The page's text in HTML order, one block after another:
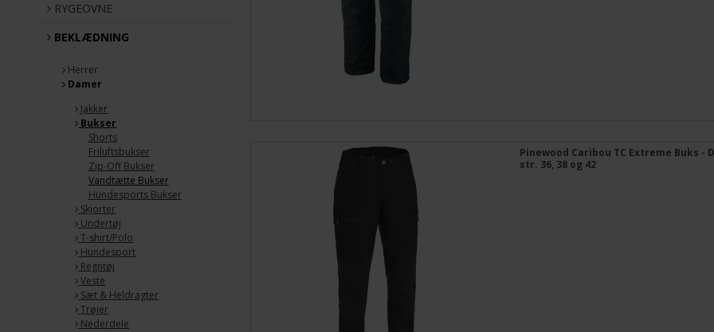
RYGEOVNE
BEKLÆDNING
Herrer
Damer
Jakker
Bukser
Shorts
Friluftsbukser
Zip-Off Bukser
Vandtætte Bukser
Hundesports Bukser
Skjorter
Undertøj
T-shirt/Polo
Hundesport
Regntøj
Veste
Sæt & Heldragter
Trøjer
Nederdele
Pinewood Caribou TC Extreme Buks -
str. 36, 38 og 42